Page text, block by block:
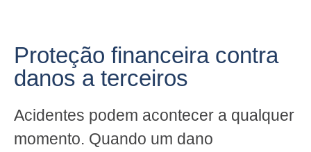
Proteção financeira contra
danos a terceiros
Acidentes podem acontecer a qualquer
momento. Quando um dano